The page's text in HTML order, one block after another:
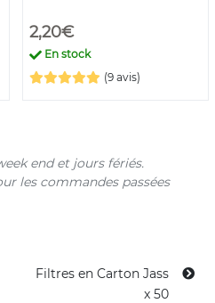
2,20€
En stock
(9 avis)
end et jours fériés.
les commandes passées
Filtres en Carton Jass
x 50